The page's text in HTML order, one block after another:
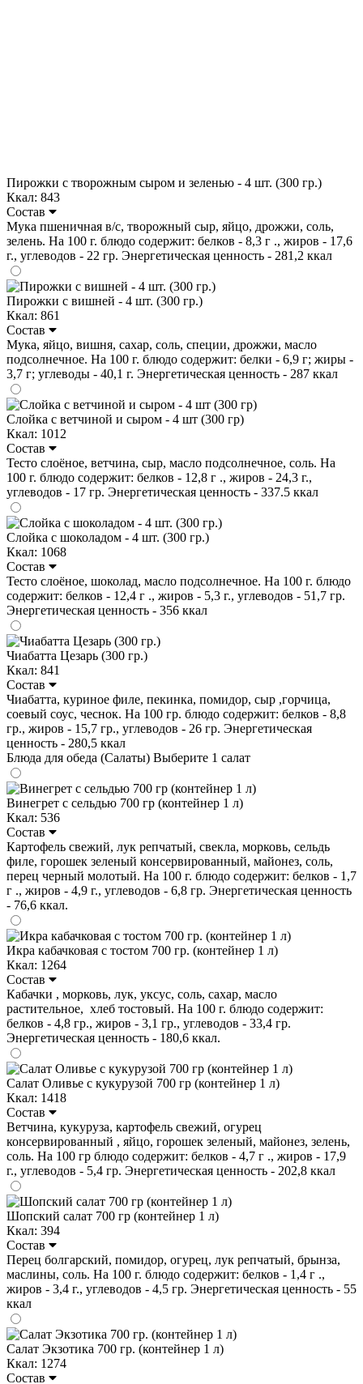
Пирожки с творожным сыром и зеленью - 4 шт. (300 гр.)
Ккал: 843
Состав
Мука пшеничная в/с, творожный сыр, яйцо, дрожжи, соль,
зелень. На 100 г. блюдо содержит: белков - 8,3 г ., жиров - 17,6
г., углеводов - 22 гр. Энергетическая ценность - 281,2 ккал
Пирожки с вишней - 4 шт. (300 гр.)
Ккал: 861
Состав
Мука, яйцо, вишня, сахар, соль, специи, дрожжи, масло
подсолнечное. На 100 г. блюдо содержит: белки - 6,9 г; жиры -
3,7 г; углеводы - 40,1 г. Энергетическая ценность - 287 ккал
Слойка с ветчиной и сыром - 4 шт (300 гр)
Ккал: 1012
Состав
Тесто слоёное, ветчина, сыр, масло подсолнечное, соль. На
100 г. блюдо содержит: белков - 12,8 г ., жиров - 24,3 г.,
углеводов - 17 гр. Энергетическая ценность - 337.5 ккал
Слойка с шоколадом - 4 шт. (300 гр.)
Ккал: 1068
Состав
Тесто слоёное, шоколад, масло подсолнечное. На 100 г. блюдо
содержит: белков - 12,4 г ., жиров - 5,3 г., углеводов - 51,7 гр.
Энергетическая ценность - 356 ккал
Чиабатта Цезарь (300 гр.)
Ккал: 841
Состав
Чиабатта, куриное филе, пекинка, помидор, сыр ,горчица,
соевый соус, чеснок. На 100 гр. блюдо содержит: белков - 8,8
гр., жиров - 15,7 гр., углеводов - 26 гр. Энергетическая
ценность - 280,5 ккал
Блюда для обеда (Салаты) Выберите 1 салат
Винегрет с сельдью 700 гр (контейнер 1 л)
Ккал: 536
Состав
Картофель свежий, лук репчатый, свекла, морковь, сельдь
филе, горошек зеленый консервированный, майонез, соль,
перец черный молотый. На 100 г. блюдо содержит: белков - 1,7
г ., жиров - 4,9 г., углеводов - 6,8 гр. Энергетическая ценность
- 76,6 ккал.
Икра кабачковая с тостом 700 гр. (контейнер 1 л)
Ккал: 1264
Состав
Кабачки , морковь, лук, уксус, соль, сахар, масло
растительное, хлеб тостовый. На 100 г. блюдо содержит:
белков - 4,8 гр., жиров - 3,1 гр., углеводов - 33,4 гр.
Энергетическая ценность - 180,6 ккал.
Салат Оливье с кукурузой 700 гр (контейнер 1 л)
Ккал: 1418
Состав
Ветчина, кукуруза, картофель свежий, огурец
консервированный , яйцо, горошек зеленый, майонез, зелень,
соль. На 100 гр блюдо содержит: белков - 4,7 г ., жиров - 17,9
г., углеводов - 5,4 гр. Энергетическая ценность - 202,8 ккал
Шопский салат 700 гр (контейнер 1 л)
Ккал: 394
Состав
Перец болгарский, помидор, огурец, лук репчатый, брынза,
маслины, соль. На 100 г. блюдо содержит: белков - 1,4 г .,
жиров - 3,4 г., углеводов - 4,5 гр. Энергетическая ценность - 55
ккал
Салат Экзотика 700 гр. (контейнер 1 л)
Ккал: 1274
Состав